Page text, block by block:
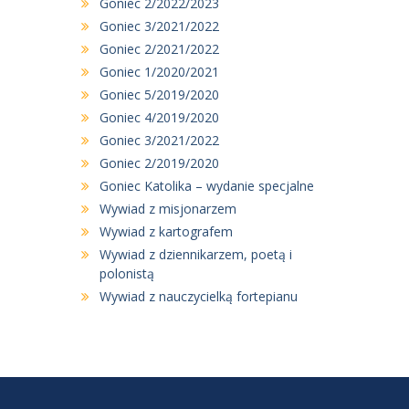
Goniec 3/2021/2022
Goniec 2/2021/2022
Goniec 1/2020/2021
Goniec 5/2019/2020
Goniec 4/2019/2020
Goniec 3/2021/2022
Goniec 2/2019/2020
Goniec Katolika – wydanie specjalne
Wywiad z misjonarzem
Wywiad z kartografem
Wywiad z dziennikarzem, poetą i
polonistą
Wywiad z nauczycielką fortepianu